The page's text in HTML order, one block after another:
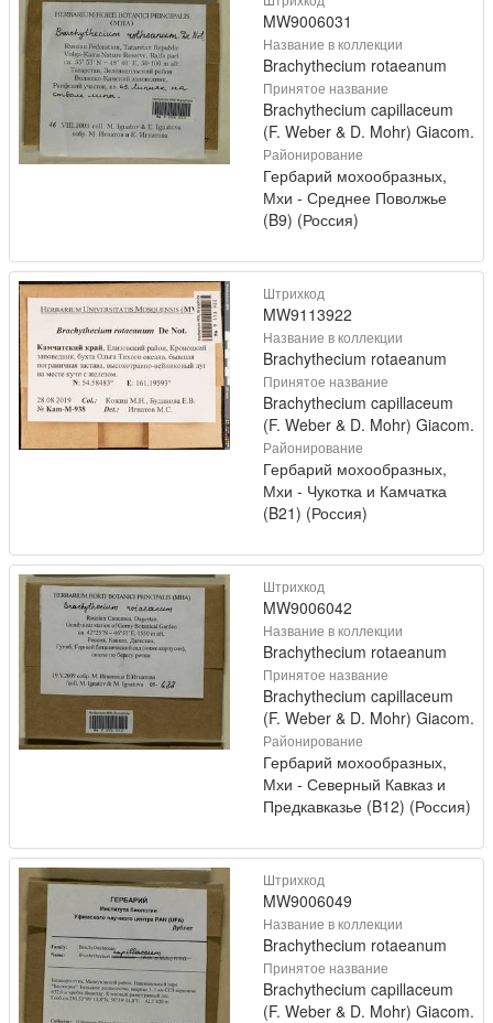
MW9006031
Название в коллекции
Brachythecium rotaeanum
Принятое название
Brachythecium capillaceum
(F. Weber & D. Mohr) Giacom.
Районирование
Гербарий мохообразных,
Мхи - Среднее Поволжье
(B9) (Россия)
Штрихкод
MW9113922
Название в коллекции
Brachythecium rotaeanum
Принятое название
Brachythecium capillaceum
(F. Weber & D. Mohr) Giacom.
Районирование
Гербарий мохообразных,
Мхи - Чукотка и Камчатка
(B21) (Россия)
Штрихкод
MW9006042
Название в коллекции
Brachythecium rotaeanum
Принятое название
Brachythecium capillaceum
(F. Weber & D. Mohr) Giacom.
Районирование
Гербарий мохообразных,
Мхи - Северный Кавказ и
Предкавказье (B12) (Россия)
Штрихкод
MW9006049
Название в коллекции
Brachythecium rotaeanum
Принятое название
Brachythecium capillaceum
(F. Weber & D. Mohr) Giacom.